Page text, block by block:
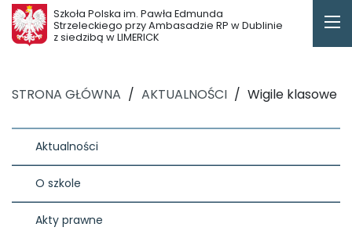
Szkoła Polska im. Pawła Edmunda
Strzeleckiego przy Ambasadzie RP w Dublinie
z siedzibą w LIMERICK
STRONA GŁÓWNA / AKTUALNOŚCI / Wigile klasowe
Aktualności
O szkole
Akty prawne